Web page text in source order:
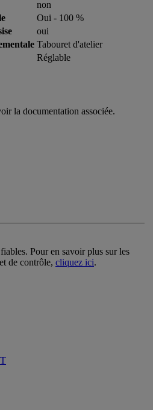
non
Oui - 100 %
oui
Tabouret d'atelier
Réglable
la documentation associée.
Pour en savoir plus sur les
de contrôle, cliquez ici.